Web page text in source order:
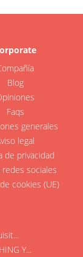
Blog
Faqs
generales
legal
de privacidad
redes sociales
cookies (UE)
Y...